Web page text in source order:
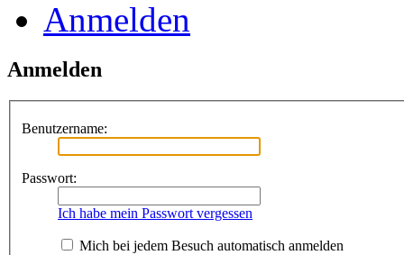
Anmelden
Anmelden
Benutzername:
Passwort:
Ich habe mein Passwort vergessen
Mich bei jedem Besuch automatisch anmelden